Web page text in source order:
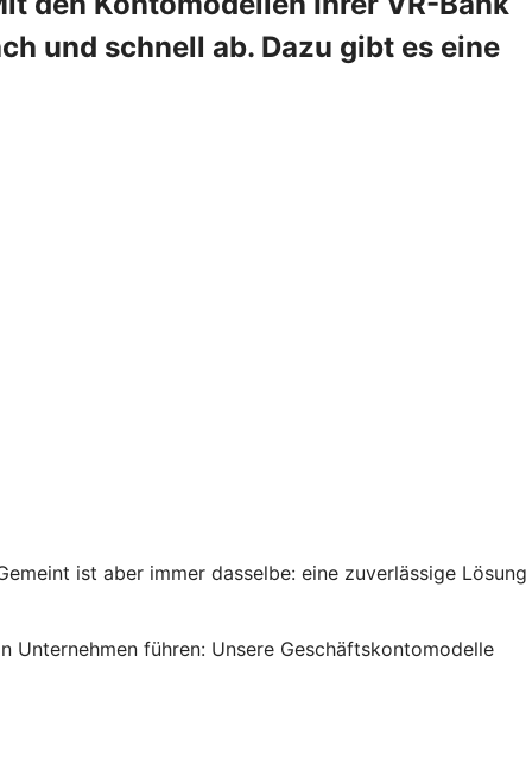
und schnell ab. Dazu gibt es eine
ist aber immer dasselbe: eine zuverlässige Lösung
führen: Unsere Geschäftskontomodelle